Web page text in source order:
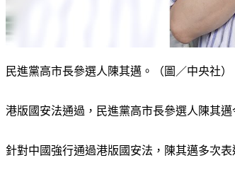
民進黨高市長參選人陳其邁。（圖／中央社）
港版國安法通過，民進黨高市長參選人陳其
針對中國強行通過港版國安法，陳其邁多次